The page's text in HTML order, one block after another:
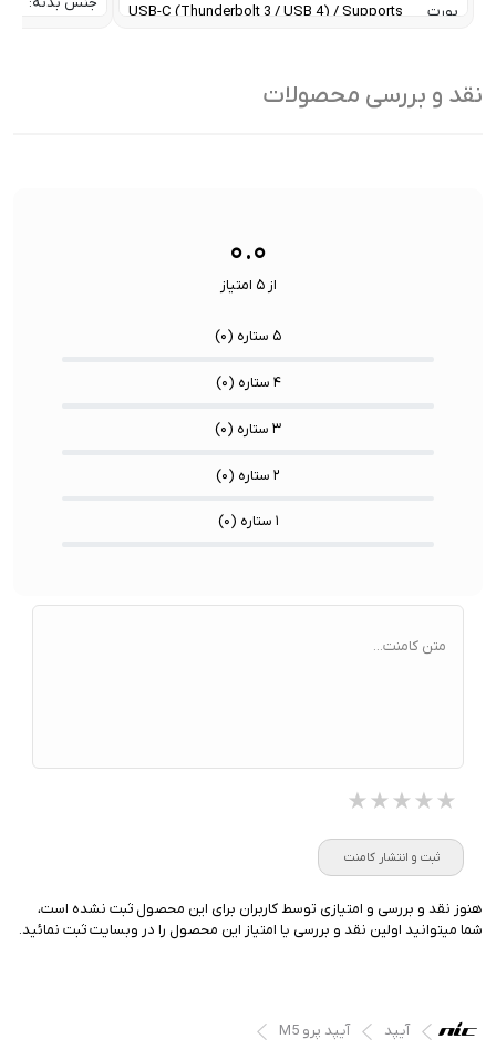
پورت
USB-C (Thunderbolt 3 / USB 4) / Supports
تراکم پیکسلی صفحه نمایش:
تعداد اسپیکرها و
نقد و بررسی محصولات
۰.۰
از ۵ امتیاز
۵ ستاره ( ۰)
۴ ستاره ( ۰)
۳ ستاره ( ۰)
۲ ستاره ( ۰)
۱ ستاره ( ۰)
متن کامنت...
★★★★★
★★★★★
★★★★★
ثبت و انتشار کامنت
هنوز نقد و بررسی و امتیازی توسط کاربران برای این محصول ثبت نشده است،
شما میتوانید اولین نقد و بررسی یا امتیاز این محصول را در وبسایت ثبت نمائید.
آیپد آیپد پرو M5